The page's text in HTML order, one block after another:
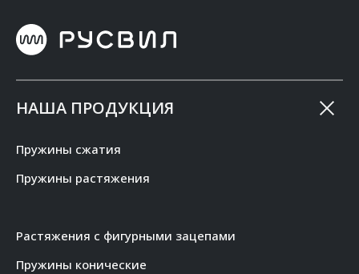
НАША ПРОДУКЦИЯ
Пружины сжатия
Пружины растяжения
Растяжения с фигурными зацепами
Пружины конические